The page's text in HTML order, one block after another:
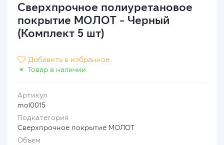
Сверхпрочное полиуретановое
покрытие МОЛОТ - Черный
(Комплект 5 шт)
 Добавить в избранное
Товар в наличии
Артикул
mol0015
Подкатегория
Сверхпрочное покрытие МОЛОТ
Объем